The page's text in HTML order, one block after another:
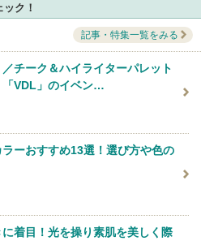
ク！
記事・特集一覧をみる
チーク＆ハイライターパレット
「VDL」のイベン…
ーおすすめ13選！選び方や色の
着目！光を操り素肌を美しく際